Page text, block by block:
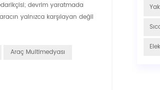
devrim yaratmada
yalnızca karşılayan değil
Araç Multimedyası